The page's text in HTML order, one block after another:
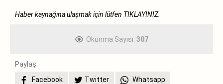
Haber kaynağına ulaşmak için lütfen TIKLAYINIZ.
Okunma Sayısı: 307
Paylaş:
Facebook
Twitter Whatsapp